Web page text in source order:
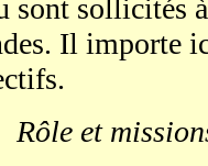
sont sollicités
Il importe
Rôle et